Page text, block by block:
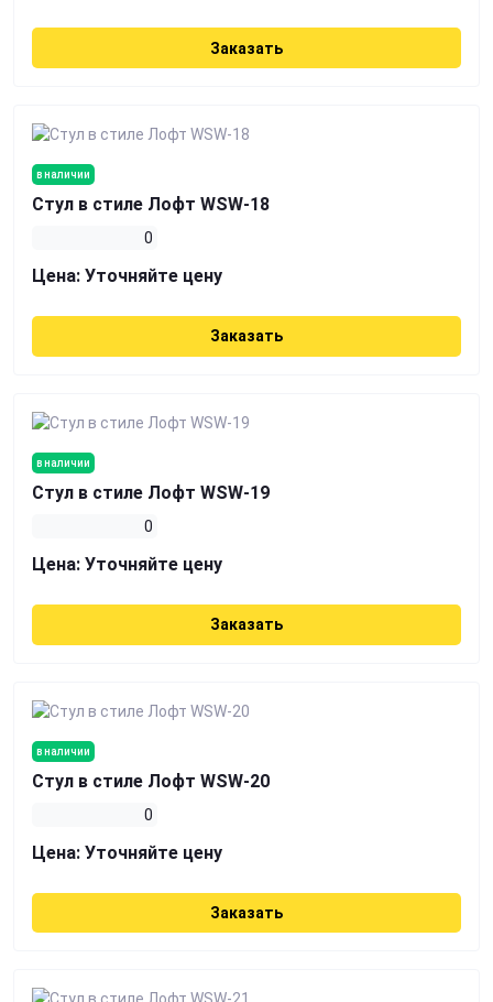
Заказать
в наличии
Стул в стиле Лофт WSW-18
0
Цена: Уточняйте цену
Заказать
в наличии
Стул в стиле Лофт WSW-19
0
Цена: Уточняйте цену
Заказать
в наличии
Стул в стиле Лофт WSW-20
0
Цена: Уточняйте цену
Заказать